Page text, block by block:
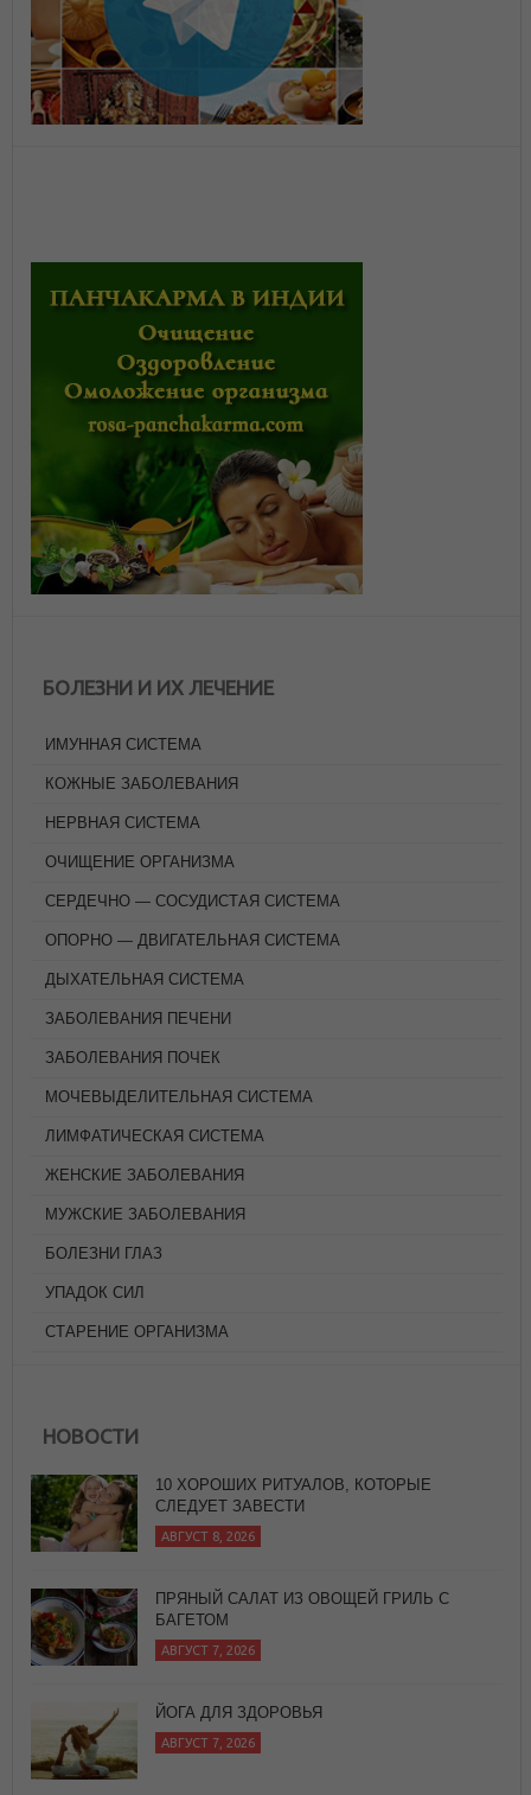
БОЛЕЗНИ И ИХ ЛЕЧЕНИЕ
ИМУННАЯ СИСТЕМА
КОЖНЫЕ ЗАБОЛЕВАНИЯ
НЕРВНАЯ СИСТЕМА
ОЧИЩЕНИЕ ОРГАНИЗМА
СЕРДЕЧНО — СОСУДИСТАЯ СИСТЕМА
ОПОРНО — ДВИГАТЕЛЬНАЯ СИСТЕМА
ДЫХАТЕЛЬНАЯ СИСТЕМА
ЗАБОЛЕВАНИЯ ПЕЧЕНИ
ЗАБОЛЕВАНИЯ ПОЧЕК
МОЧЕВЫДЕЛИТЕЛЬНАЯ СИСТЕМА
ЛИМФАТИЧЕСКАЯ СИСТЕМА
ЖЕНСКИЕ ЗАБОЛЕВАНИЯ
МУЖСКИЕ ЗАБОЛЕВАНИЯ
БОЛЕЗНИ ГЛАЗ
УПАДОК СИЛ
СТАРЕНИЕ ОРГАНИЗМА
НОВОСТИ
10 ХОРОШИХ РИТУАЛОВ, КОТОРЫЕ
СЛЕДУЕТ ЗАВЕСТИ
АВГУСТ 8, 2026
ПРЯНЫЙ САЛАТ ИЗ ОВОЩЕЙ ГРИЛЬ С
БАГЕТОМ
АВГУСТ 7, 2026
ЙОГА ДЛЯ ЗДОРОВЬЯ
АВГУСТ 7, 2026